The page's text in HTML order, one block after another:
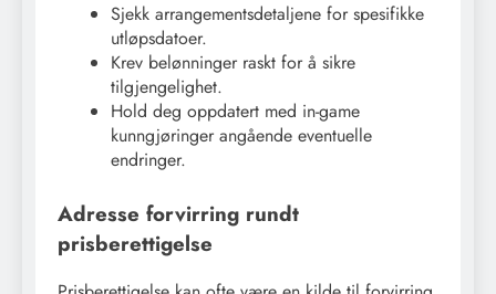
Sjekk arrangementsdetaljene for spesifikke
utløpsdatoer.
Krev belønninger raskt for å sikre
tilgjengelighet.
Hold deg oppdatert med in-game
kunngjøringer angående eventuelle
endringer.
Adresse forvirring rundt
prisberettigelse